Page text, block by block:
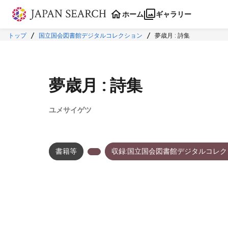
本文に飛ぶ
ホーム ギャラリー
トップ 国立国会図書館デジタルコレクション 夢歳月 : 詩集
夢歳月 : 詩集
ユメサイゲツ
書籍等 収録:国立国会図書館デジタルコレ